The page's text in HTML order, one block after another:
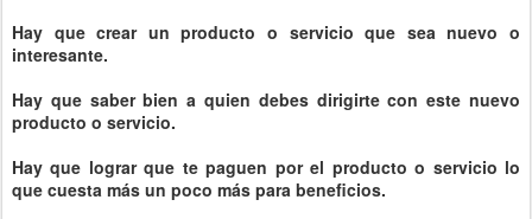
Hay que crear un producto o servicio que sea nuevo o
interesante.
Hay que saber bien a quien debes dirigirte con este nuevo
producto o servicio.
Hay que lograr que te paguen por el producto o servicio lo
que cuesta más un poco más para beneficios.